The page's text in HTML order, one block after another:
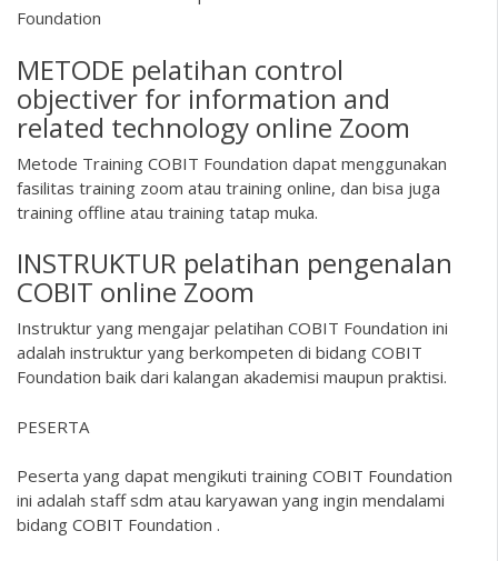
Foundation
METODE pelatihan control
objectiver for information and
related technology online Zoom
Metode Training COBIT Foundation dapat menggunakan
fasilitas training zoom atau training online, dan bisa juga
training offline atau training tatap muka.
INSTRUKTUR pelatihan pengenalan
COBIT online Zoom
Instruktur yang mengajar pelatihan COBIT Foundation ini
adalah instruktur yang berkompeten di bidang COBIT
Foundation baik dari kalangan akademisi maupun praktisi.
PESERTA
Peserta yang dapat mengikuti training COBIT Foundation
ini adalah staff sdm atau karyawan yang ingin mendalami
bidang COBIT Foundation .